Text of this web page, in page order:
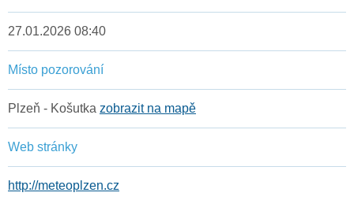
27.01.2026 08:40
Místo pozorování
Plzeň - Košutka zobrazit na mapě
Web stránky
http://meteoplzen.cz